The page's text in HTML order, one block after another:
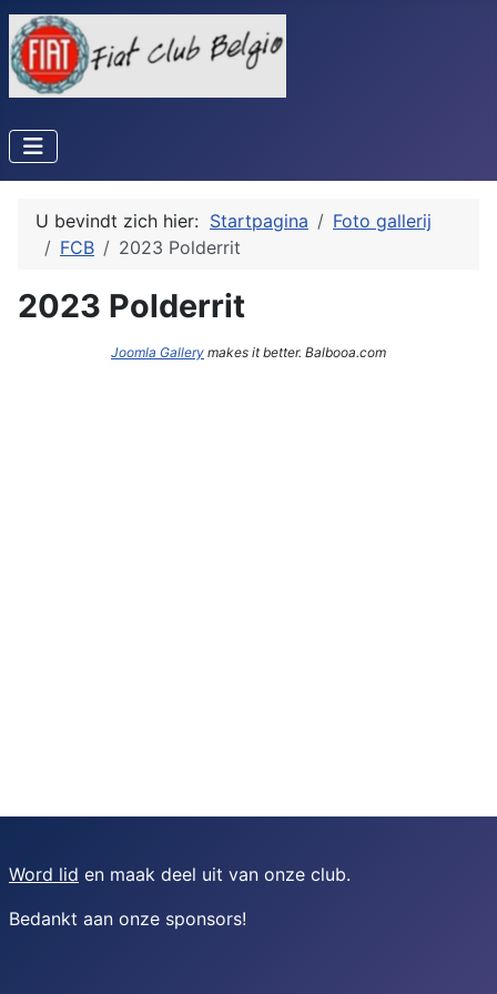
U bevindt zich hier: Startpagina
Foto gallerij
FCB
2023 Polderrit
2023 Polderrit
Joomla Gallery makes it better. Balbooa.com
Word lid en maak deel uit van onze club.
Bedankt aan onze sponsors!